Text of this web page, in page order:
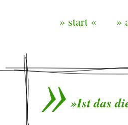
» start « »
»Ist das